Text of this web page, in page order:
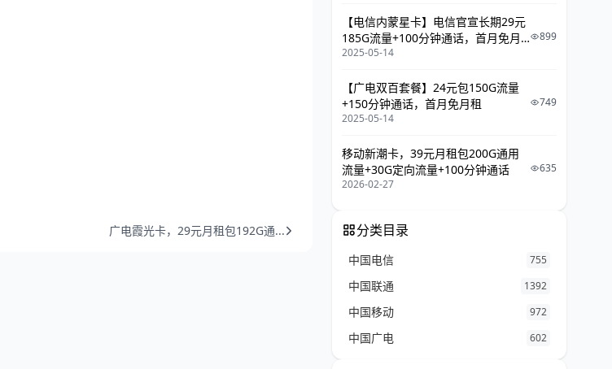
广电霞光卡，29元月租包192G通...
【电信内蒙星卡】电信官宣长期29元
185G流量+100分钟通话，首月免月
租
2025-05-14
899
【广电双百套餐】24元包150G流量
+150分钟通话，首月免月租
2025-05-14
749
移动新潮卡，39元月租包200G通用
流量+30G定向流量+100分钟通话
2026-02-27
635
分类目录
中国电信 755
中国联通 1392
中国移动 972
中国广电 602